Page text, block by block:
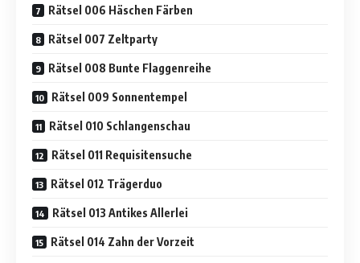
Rätsel 006 Häschen Färben
Rätsel 007 Zeltparty
Rätsel 008 Bunte Flaggenreihe
Rätsel 009 Sonnentempel
Rätsel 010 Schlangenschau
Rätsel 011 Requisitensuche
Rätsel 012 Trägerduo
Rätsel 013 Antikes Allerlei
Rätsel 014 Zahn der Vorzeit